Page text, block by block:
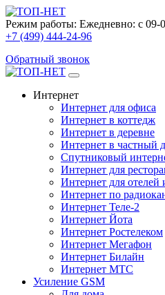
Режим работы: Ежедневно: с 09-
+7 (499) 444-24-96
Обратный звонок
Интернет
Интернет для офиса
Интернет в коттедж
Интернет в деревне
Интернет в частный
Спутниковый
Интернет для
Интернет для отелей
Интернет по
Интернет Теле-2
Интернет Йота
Интернет Ростелеком
Интернет Мегафон
Интернет Билайн
Интернет МТС
Усиление GSM